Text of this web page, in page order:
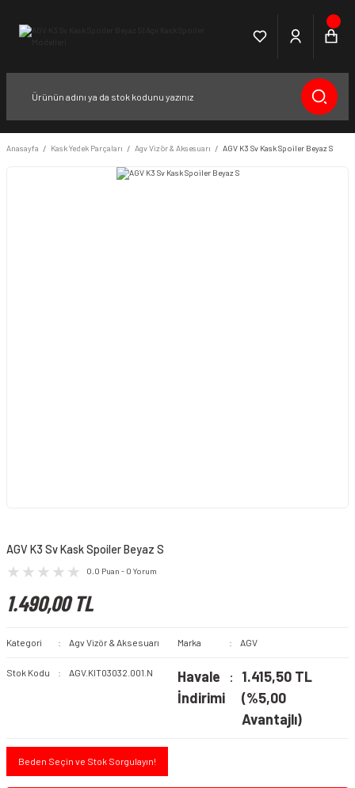
Anasayfa Kask Yedek Parçaları Agv Vizör & Aksesuarı AGV K3 Sv Kask Spoiler Beyaz S
AGV K3 Sv Kask Spoiler Beyaz S
0.0 Puan - 0 Yorum
1.490,00 TL
Kategori Agv Vizör & Aksesuarı Marka AGV
Stok Kodu AGV.KIT03032.001.N
Havale
İndirimi
1.415,50 TL
(%5,00
Avantajlı)
Beden Seçin ve Stok Sorgulayın!